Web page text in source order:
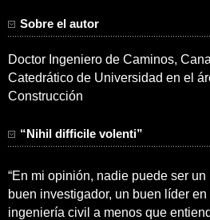
Sobre el autor
Doctor Ingeniero de Caminos,
Catedrático de Universidad en el
Construcción
“Nihil difficile volenti”
“En mi opinión, nadie puede ser
buen investigador, un buen líder
ingeniería civil a menos que